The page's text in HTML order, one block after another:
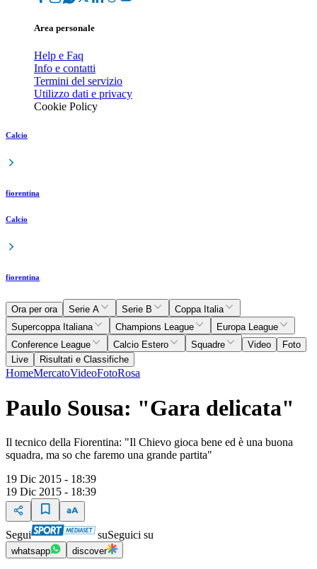
Area personale
Help e Faq
Info e contatti
Termini del servizio
Utilizzo dati e privacy
Cookie Policy
Calcio
fiorentina
Calcio
fiorentina
Ora per ora Serie A Serie B
Coppa Italia
Supercoppa Italiana
Champions League
Europa League
Conference League
Calcio Estero Squadre Video
Foto
Live
Risultati e Classifiche
HomeMercatoVideoFotoRosa
Paulo Sousa: "Gara delicata"
Il tecnico della Fiorentina: "Il Chievo gioca bene ed è una buona
squadra, ma so che faremo una grande partita"
19 Dic 2015 - 18:39
19 Dic 2015 - 18:39
Segui suSeguici su
whatsapp discover